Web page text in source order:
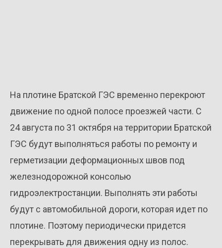
На плотине Братской ГЭС временно перекроют
движение по одной полосе проезжей части. С
24 августа по 31 октября на территории Братской
ГЭС будут выполняться работы по ремонту и
герметизации деформационных швов под
железнодорожной консолью
гидроэлектростанции. Выполнять эти работы
будут с автомобильной дороги, которая идет по
плотине. Поэтому периодически придется
перекрывать для движения одну из полос.